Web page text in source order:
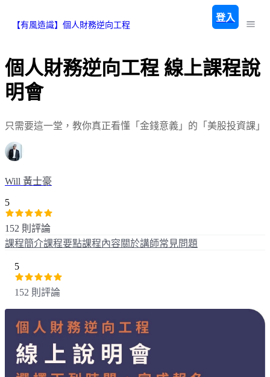
【有風造識】個人財務逆向工程
登入
個人財務逆向工程 線上課程說
明會
只需要這一堂，教你真正看懂「金錢意義」的「美股投資課」
Will 黃士豪
5
152 則評論
課程簡介課程要點課程內容關於講師常見問題
5
152 則評論